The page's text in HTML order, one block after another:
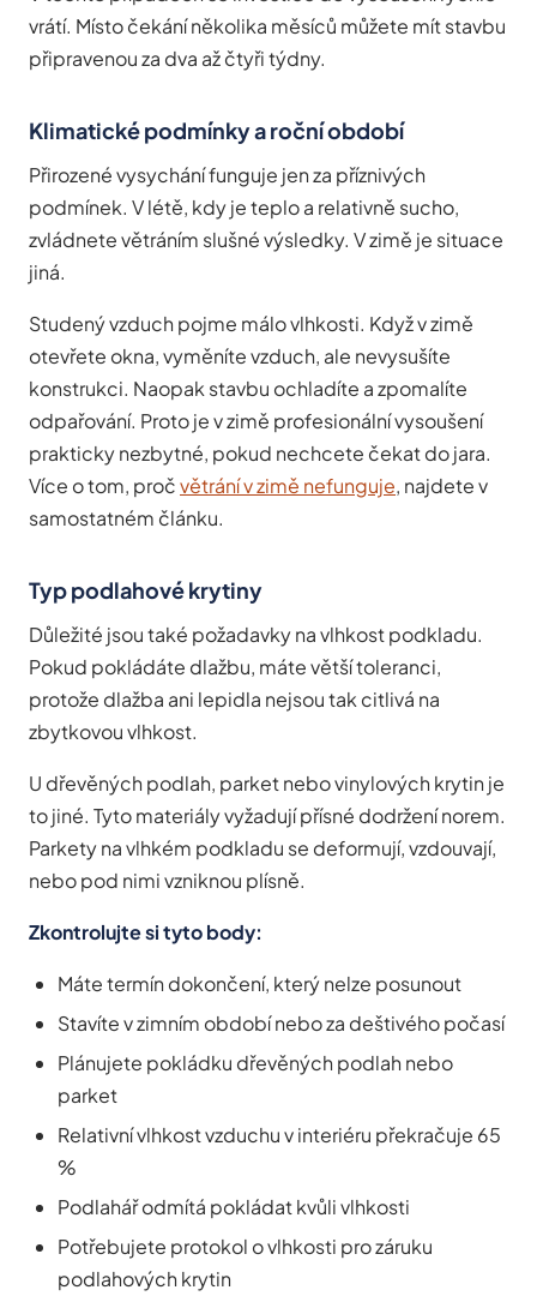
vrátí. Místo čekání několika měsíců můžete mít stavbu
připravenou za dva až čtyři týdny.
Klimatické podmínky a roční období
Přirozené vysychání funguje jen za příznivých
podmínek. V létě, kdy je teplo a relativně sucho,
zvládnete větráním slušné výsledky. V zimě je situace
jiná.
Studený vzduch pojme málo vlhkosti. Když v zimě
otevřete okna, vyměníte vzduch, ale nevysušíte
konstrukci. Naopak stavbu ochladíte a zpomalíte
odpařování. Proto je v zimě profesionální vysoušení
prakticky nezbytné, pokud nechcete čekat do jara.
Více o tom, pročvětrání v zimě nefunguje, najdete v
samostatném článku.
Typ podlahové krytiny
Důležité jsou také požadavky na vlhkost podkladu.
Pokud pokládáte dlažbu, máte větší toleranci,
protože dlažba ani lepidla nejsou tak citlivá na
zbytkovou vlhkost.
U dřevěných podlah, parket nebo vinylových krytin je
to jiné. Tyto materiály vyžadují přísné dodržení norem.
Parkety na vlhkém podkladu se deformují, vzdouvají,
nebo pod nimi vzniknou plísně.
Zkontrolujte si tyto body:
Máte termín dokončení, který nelze posunout
Stavíte v zimním období nebo za deštivého počasí
Plánujete pokládku dřevěných podlah nebo
parket
Relativní vlhkost vzduchu v interiéru překračuje 65
%
Podlahář odmítá pokládat kvůli vlhkosti
Potřebujete protokol o vlhkosti pro záruku
podlahových krytin